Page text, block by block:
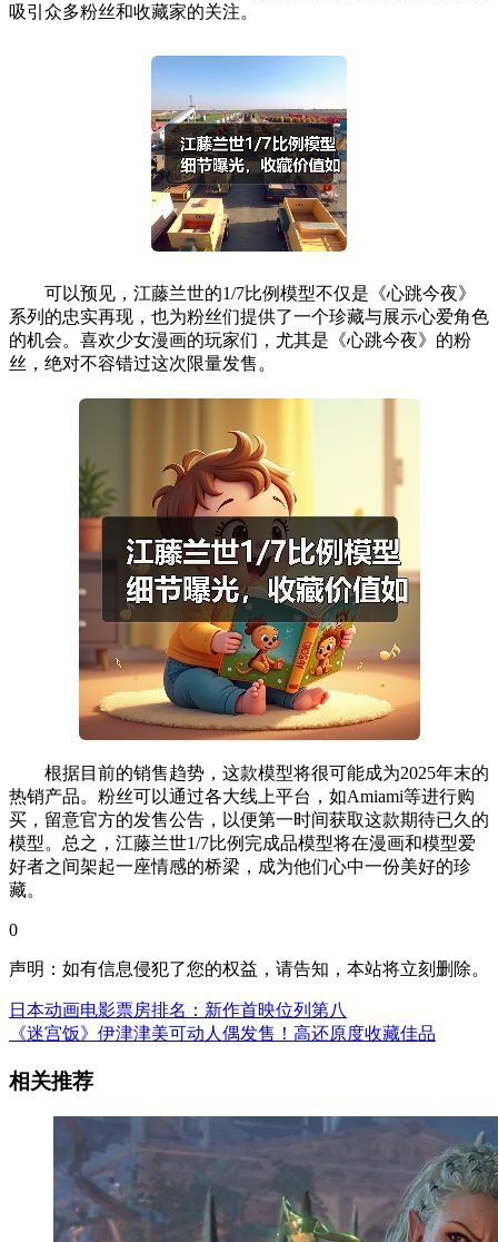
吸引众多粉丝和收藏家的关注。
可以预见，江藤兰世的1/7比例模型不仅是《心跳今夜》
系列的忠实再现，也为粉丝们提供了一个珍藏与展示心爱角色
的机会。喜欢少女漫画的玩家们，尤其是《心跳今夜》的粉
丝，绝对不容错过这次限量发售。
根据目前的销售趋势，这款模型将很可能成为2025年末的
热销产品。粉丝可以通过各大线上平台，如Amiami等进行购
买，留意官方的发售公告，以便第一时间获取这款期待已久的
模型。总之，江藤兰世1/7比例完成品模型将在漫画和模型爱
好者之间架起一座情感的桥梁，成为他们心中一份美好的珍
藏。
0
声明：如有信息侵犯了您的权益，请告知，本站将立刻删除。
日本动画电影票房排名：新作首映位列第八
《迷宫饭》伊津津美可动人偶发售！高还原度收藏佳品
相关推荐